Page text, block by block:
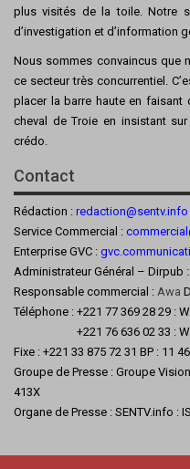
plus visités de la toile. Notre
d’investigation et d’information
Nous sommes convaincus que
ce secteur très concurrentiel.
placer la barre haute en faisant
cheval de Troie en insistant
crédo.
Contact
Rédaction : redaction@sentv.info
Service Commercial :
Enterprise GVC :
Administrateur Général – Dirpub
Responsable commercial : Awa
Téléphone : +221 77 369 28 29 :
+221 76 636 02 33 :
Fixe : +221 33 875 72 31 BP : 11
Groupe de Presse : Groupe
413X
Organe de Presse : SENTV.info :